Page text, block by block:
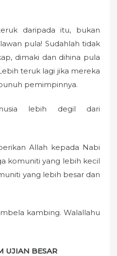
daripada itu, bukan
pula! Sudahlah tidak
dimaki dan dihina pula
teruk lagi jika mereka
pemimpinnya.
lebih degil dari
Allah kepada Nabi
komuniti yang lebih kecil
yang lebih besar dan
kambing. Walallahu
UJIAN BESAR